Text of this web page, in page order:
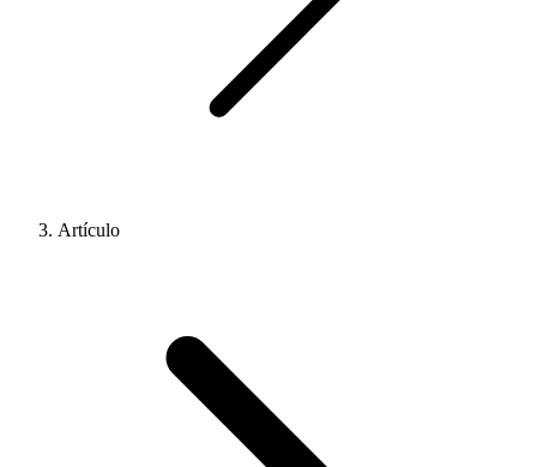
Artículo